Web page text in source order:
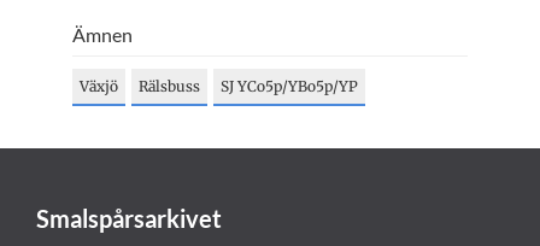
Ämnen
Växjö Rälsbuss SJ YCo5p/YBo5p/YP
Smalspårsarkivet